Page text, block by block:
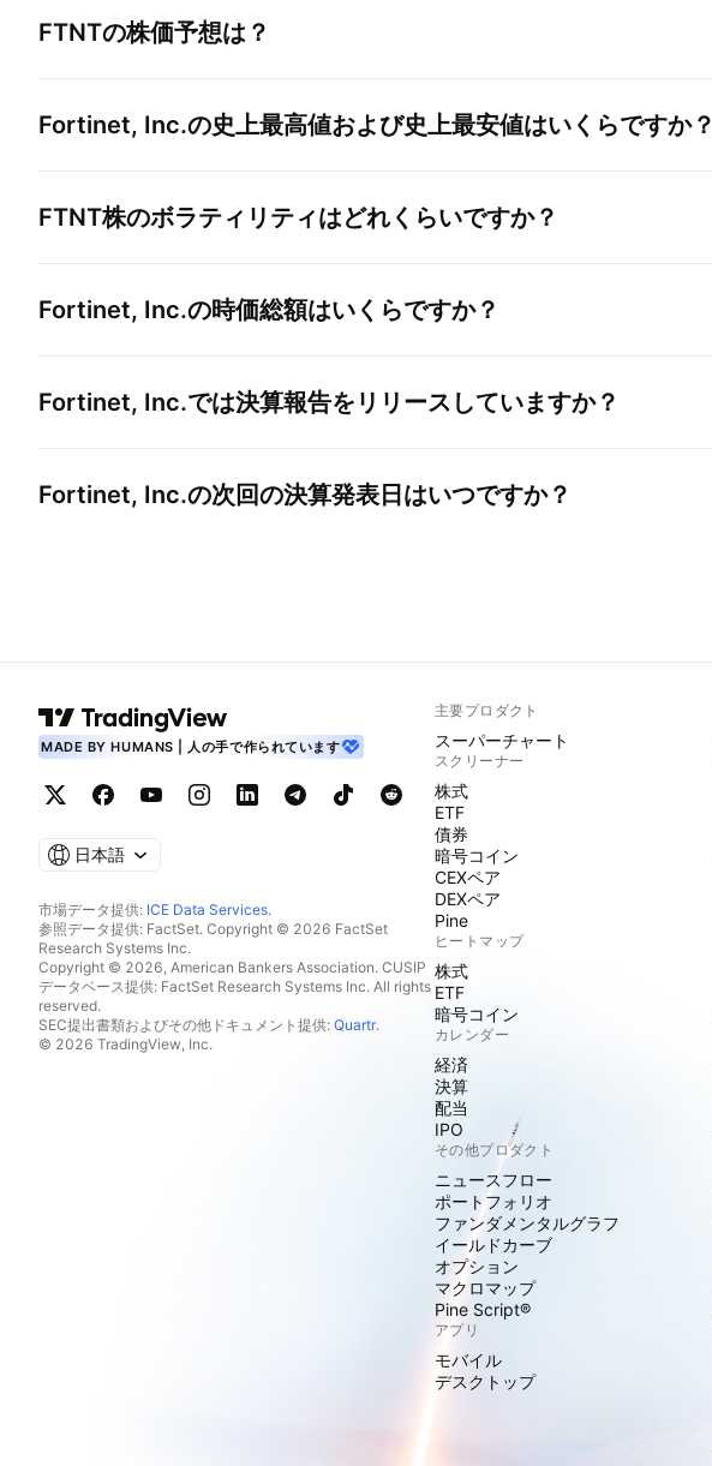
FTNTの株価予想は？
Fortinet, Inc.の史上最高値および史上最安値はいくらですか？
FTNT株のボラティリティはどれくらいですか？
Fortinet, Inc.の時価総額はいくらですか？
Fortinet, Inc.では決算報告をリリースしていますか？
Fortinet, Inc.の次回の決算発表日はいつですか？
MADE BY HUMANS | 人の手で作られています
日本語
市場データ提供: ICE Data Services.
参照データ提供: FactSet. Copyright © 2026 FactSet
Research Systems Inc.
Copyright © 2026, American Bankers Association. CUSIP
データベース提供: FactSet Research Systems Inc. All rights
reserved.
SEC提出書類およびその他ドキュメント提供: Quartr.
© 2026 TradingView, Inc.
主要プロダクト
スーパーチャート
スクリーナー
株式
ETF
債券
暗号コイン
CEXペア
DEXペア
Pine
ヒートマップ
株式
ETF
暗号コイン
カレンダー
経済
決算
配当
IPO
その他プロダクト
ニュースフロー
ポートフォリオ
ファンダメンタルグラフ
イールドカーブ
オプション
マクロマップ
Pine Script®
アプリ
モバイル
デスクトップ